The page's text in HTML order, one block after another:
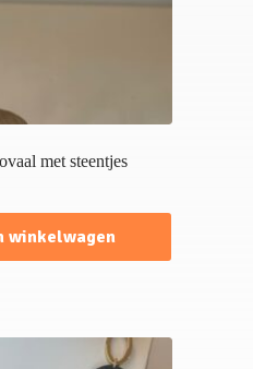
met steentjes
winkelwagen